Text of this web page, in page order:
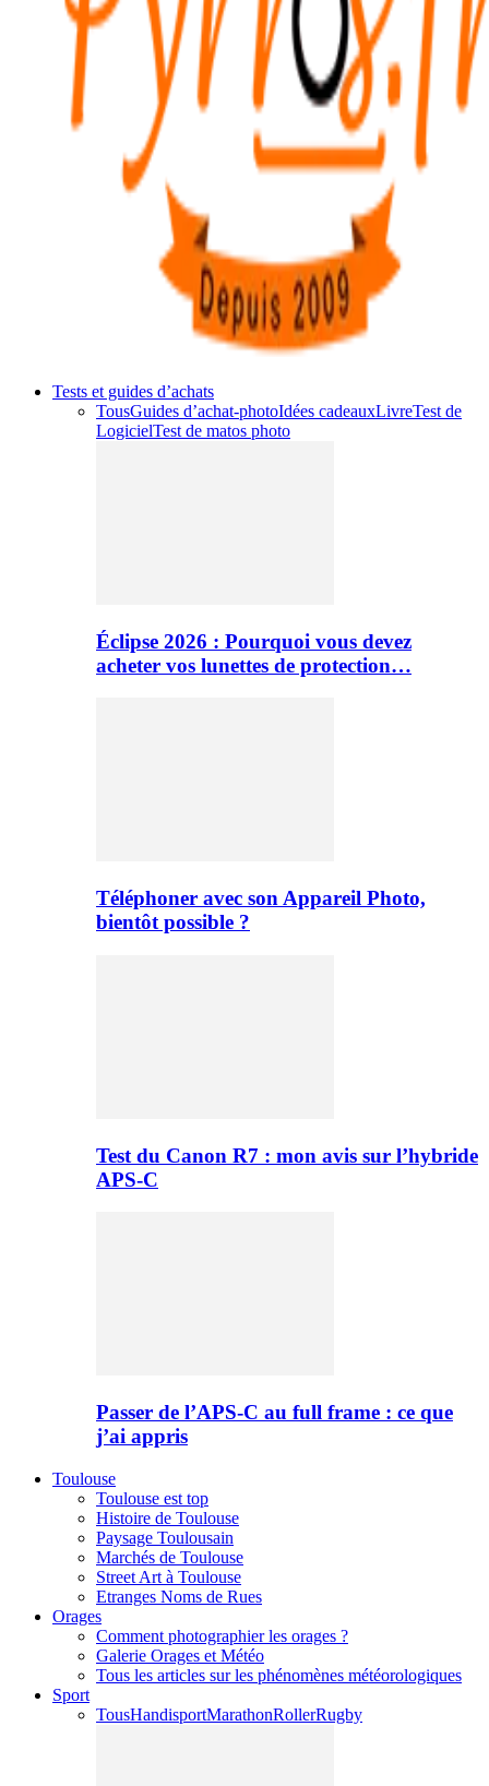
Tests et guides d’achats
TousGuides d’achat-photoIdées cadeauxLivreTest de
LogicielTest de matos photo
Éclipse 2026 : Pourquoi vous devez
acheter vos lunettes de protection…
Téléphoner avec son Appareil Photo,
bientôt possible ?
Test du Canon R7 : mon avis sur l’hybride
APS-C
Passer de l’APS-C au full frame : ce que
j’ai appris
Toulouse
Toulouse est top
Histoire de Toulouse
Paysage Toulousain
Marchés de Toulouse
Street Art à Toulouse
Etranges Noms de Rues
Orages
Comment photographier les orages ?
Galerie Orages et Météo
Tous les articles sur les phénomènes météorologiques
Sport
TousHandisportMarathonRollerRugby